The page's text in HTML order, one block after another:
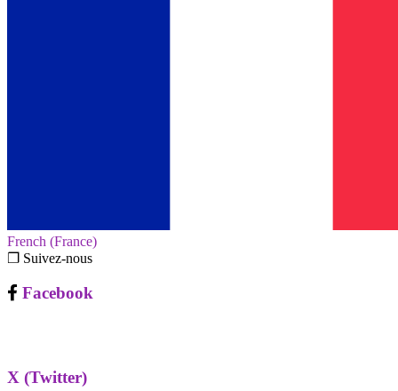
French (France)‎
❐ Suivez-nous
Facebook
X (Twitter)